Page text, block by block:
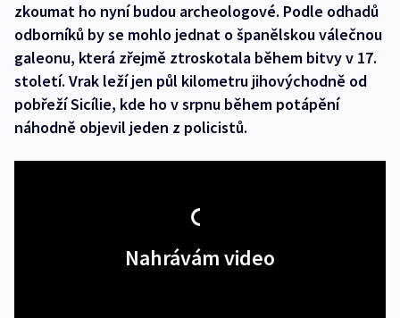
zkoumat ho nyní budou archeologové. Podle odhadů
odborníků by se mohlo jednat o španělskou válečnou
galeonu, která zřejmě ztroskotala během bitvy v 17.
století. Vrak leží jen půl kilometru jihovýchodně od
pobřeží Sicílie, kde ho v srpnu během potápění
náhodně objevil jeden z policistů.
Nahrávám video